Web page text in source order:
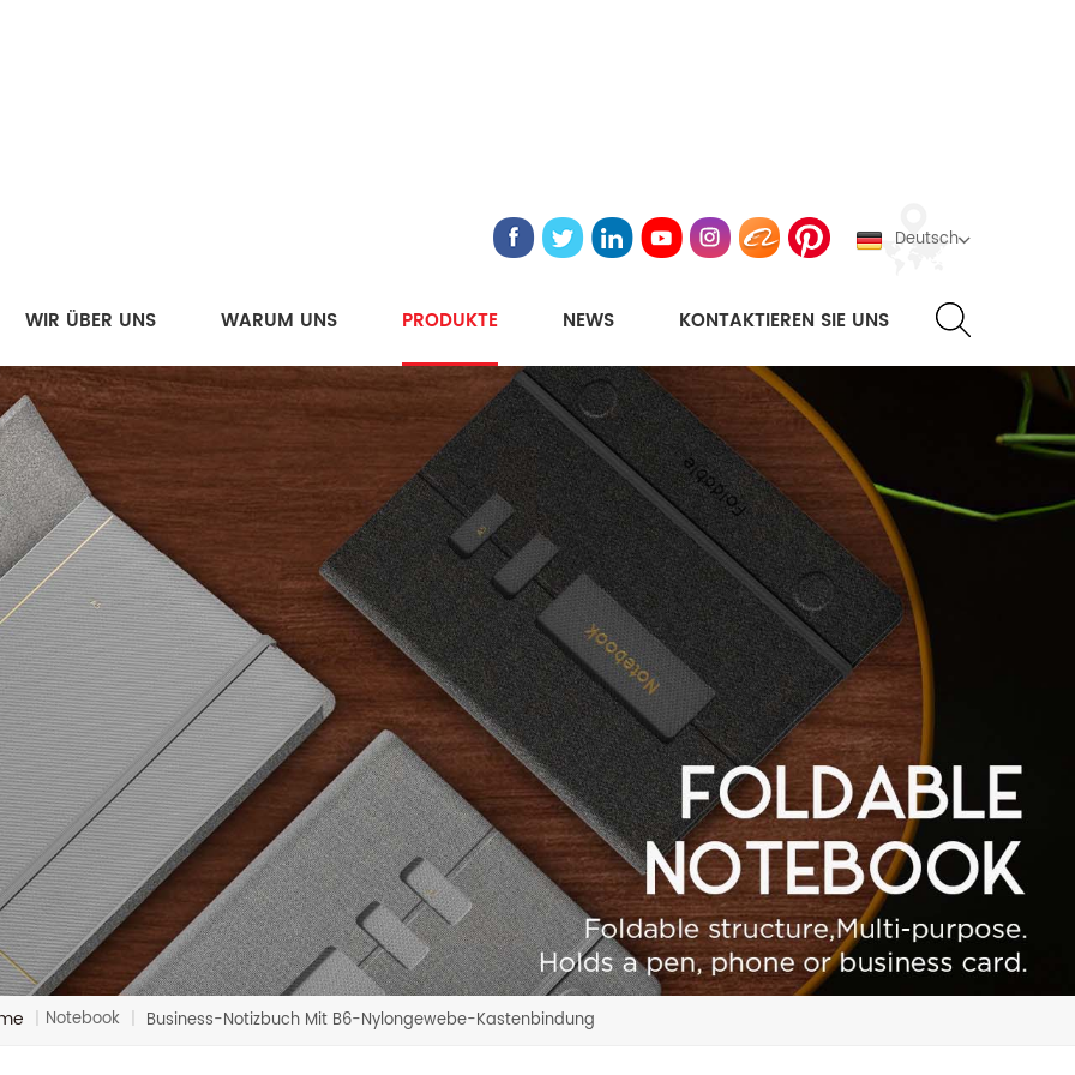
Deutsch
WIR ÜBER UNS WARUM UNS PRODUKTE NEWS KONTAKTIEREN SIE UNS
| Notebook | Business-Notizbuch Mit B6-Nylongewebe-Kastenbindung